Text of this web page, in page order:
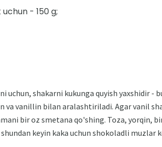
- 150 g;
shakarni kukunga quyish yaxshidir -
vanillin bilan aralashtiriladi. Agar vanil
bir oz smetana qo'shing. Toza, yorqin,
keyin kaka uchun shokoladli muzlar